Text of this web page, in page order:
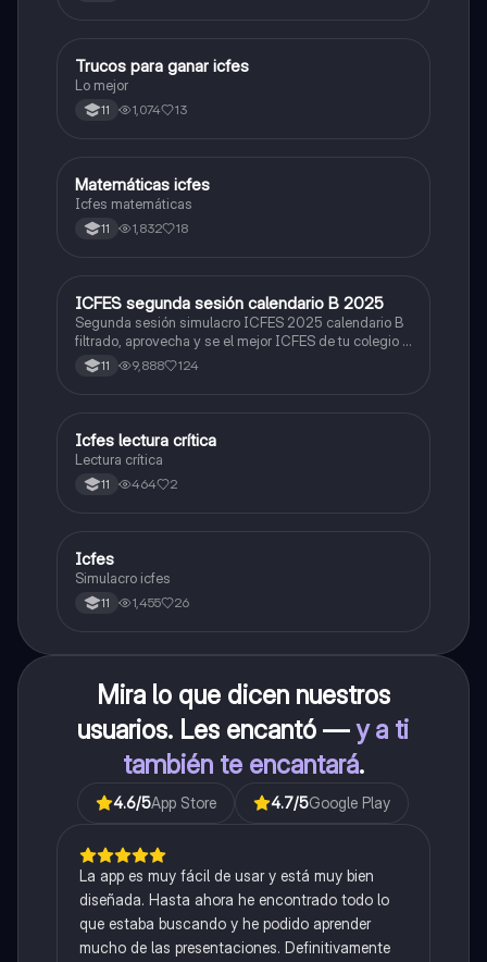
Química
Trucos para ganar icfes
Lo mejor
11 1,074 13
ICFES: Matemáticas
Matemáticas icfes
Icfes matemáticas
11 1,832 18
ICFES: Lectura Crítica
ICFES segunda sesión calendario B 2025
Segunda sesión simulacro ICFES 2025 calendario B
filtrado, aprovecha y se el mejor ICFES de tu colegio y
poder ingresar a universidad, y estudiar aquella
carrera con la que tanto sueñas.
11 9,888 124
Lengua Castellana
Icfes lectura crítica
Lectura crítica
11 464 2
ICFES: Sociales y Ciudadanas
Icfes
Simulacro icfes
11 1,455 26
Mira lo que dicen nuestros
usuarios. Les encantó —y a ti
también te encantará.
4.6/5App Store 4.7/5Google Play
La app es muy fácil de usar y está muy bien
diseñada. Hasta ahora he encontrado todo lo
que estaba buscando y he podido aprender
mucho de las presentaciones. Definitivamente